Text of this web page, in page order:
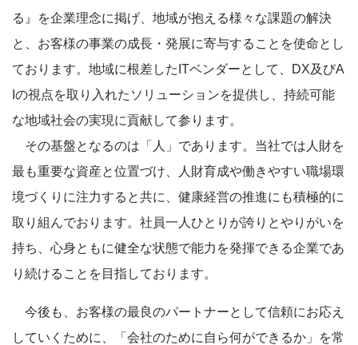
る』を企業理念に掲げ、地域が抱える様々な課題の解決
と、お客様の事業の成長・発展に寄与することを使命とし
ております。地域に根差したITベンダーとして、DX及びA
Iの視点を取り入れたソリューションを提供し、持続可能
な地域社会の実現に貢献して参ります。
その基盤となるのは「人」であります。当社では人財を
最も重要な資産と位置づけ、人財育成や働きやすい職場環
境づくりに注力すると共に、健康経営の推進にも積極的に
取り組んでおります。社員一人ひとりが誇りとやりがいを
持ち、心身ともに健全な状態で能力を発揮できる企業であ
り続けることを目指しております。
今後も、お客様の最良のパートナーとして信頼にお応え
していくために、「会社のために自ら何ができるか」を常